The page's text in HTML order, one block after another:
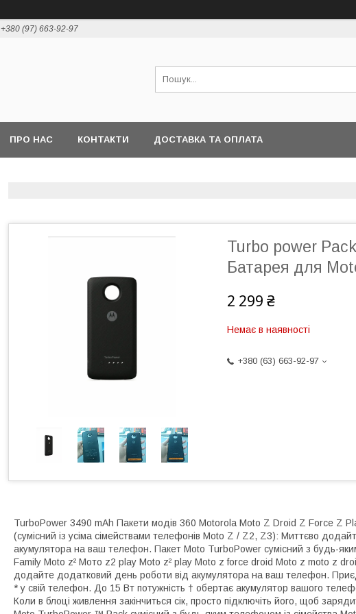
+380 (97) 663-92-97
ПРО НАС КОНТАКТИ ДОСТАВКА ТА ОПЛАТА
Turbo power
Батарея для
2 299 ₴
Немає в наявності
+380 (63) 663-92-97
TurboPower 3490 mAh Пакети модів 360 Motorola Moto Z Droid Z Force Z
(сумісний із усіма сімействами телефонів Moto Z / Z2, Z3): Миттєво
акумулятора на ваш телефон. Пакет Moto TurboPower сумісний з будь-
Family Moto z² Мото z2 play Moto z² play Moto z force droid Moto z moto z
додайте додатковий день роботи від акумулятора на ваш телефон.
* у свій телефон. До 15 Вт потужність † обертає акумулятор вашого
Коли в блоці живлення закінчиться сік, просто підключіть його, щоб